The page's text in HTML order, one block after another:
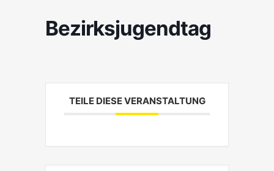
Bezirksjugendtag
TEILE DIESE VERANSTALTUNG